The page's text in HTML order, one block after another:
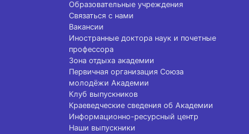
Образовательные учреждения
Связаться с нами
Вакансии
Иностранные доктора наук и почетные
профессора
Зона отдыха академии
Первичная организация Союза
молодёжи Академии
Клуб выпускников
Краеведческие сведения об Академии
Информационно-ресурсный центр
Наши выпускники